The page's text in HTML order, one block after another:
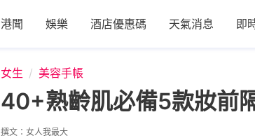
港聞 娛樂 酒店優惠碼 天氣消息 即
女生 美容手帳
40+熟齡肌必備5款妝
撰文： 女人我最大